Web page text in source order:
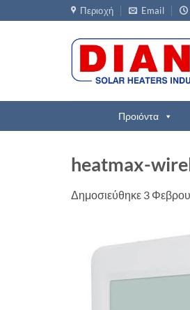
στο
Περιοχή Email
Προιόντα
heatmax-
Δημοσιεύθηκε 3